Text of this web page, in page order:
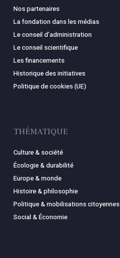
Nos partenaires
La fondation dans les médias
Le conseil d’administration
Le conseil scientifique
Les financements
Historique des initiatives
Politique de cookies (UE)
THÉMATIQUE
Culture & société
Écologie & durabilité
Europe & monde
Histoire & philosophie
Politique & mobilisations citoyennes
Social & Économie